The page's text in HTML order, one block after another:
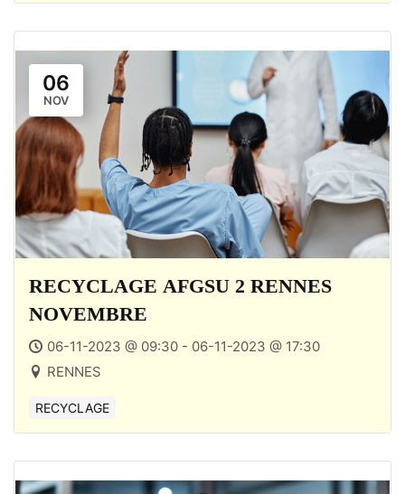
06
NOV
RECYCLAGE AFGSU 2 RENNES
NOVEMBRE
06-11-2023 @ 09:30 - 06-11-2023 @ 17:30
RENNES
RECYCLAGE